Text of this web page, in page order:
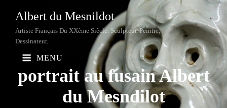
Albert du Mesnildot
Artiste Français Du XXème Siècle. Sculpteur, Peintre,
Dessinateur.
MENU
portrait au fusain Albert
duMesndilot